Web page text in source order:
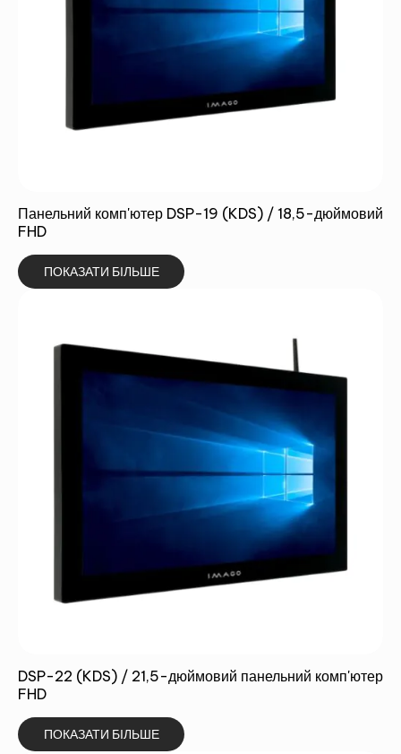
Панельний комп'ютер DSP-19 (KDS) / 18,5-дюймовий
FHD
ПОКАЗАТИ БІЛЬШЕ
DSP-22 (KDS) / 21,5-дюймовий панельний комп'ютер
FHD
ПОКАЗАТИ БІЛЬШЕ